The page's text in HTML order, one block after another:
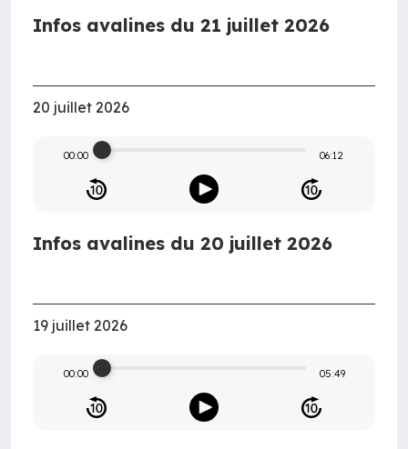
Infos avalines du 21 juillet 2026
20 juillet 2026
00:00 06:12
Infos avalines du 20 juillet 2026
19 juillet 2026
00:00 05:49